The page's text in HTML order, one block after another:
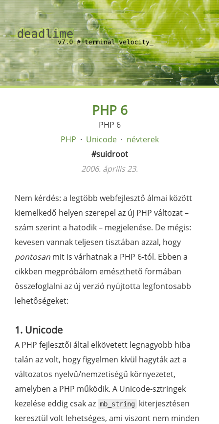
PHP 6
PHP 6
PHP
Unicode
névterek
#suidroot
2006. április 23.
Nem kérdés: a legtöbb webfejlesztő álmai között
kiemelkedő helyen szerepel az új PHP változat –
szám szerint a hatodik – megjelenése. De mégis:
kevesen vannak teljesen tisztában azzal, hogy
pontosan mit is várhatnak a PHP 6-tól. Ebben a
cikkben megpróbálom emészthető formában
összefoglalni az új verzió nyújtotta legfontosabb
lehetőségeket:
1. Unicode
A PHP fejlesztői által elkövetett legnagyobb hiba
talán az volt, hogy figyelmen kívül hagyták azt a
változatos nyelvű/nemzetiségű környezetet,
amelyben a PHP működik. A Unicode-sztringek
kezelése eddig csak az mb_string kiterjesztésen
keresztül volt lehetséges, ami viszont nem minden